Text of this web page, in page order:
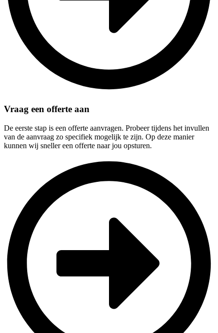
Vraag een offerte aan
De eerste stap is een offerte aanvragen. Probeer tijdens het invullen
van de aanvraag zo specifiek mogelijk te zijn. Op deze manier
kunnen wij sneller een offerte naar jou opsturen.